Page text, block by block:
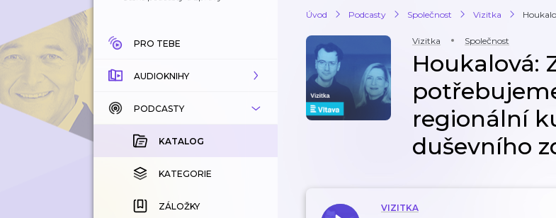
PRO TEBE
AUDIOKNIHY
KATALOG
KOUPENÉ
KATEGORIE
ZÁLOŽKY
PODCASTY
KATALOG
KATEGORIE
ZÁLOŽKY
Úvod Podcasty Společnost Vizitka
Vizitka Společnost
Houkalová:
regionální
duševního
VIZITKA